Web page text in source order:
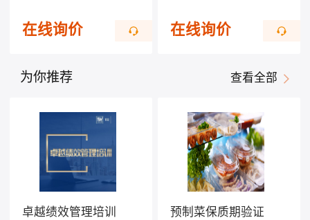
在线询价 在线询价
为你推荐 查看全部
卓越绩效管理培训 预制菜保质期验证